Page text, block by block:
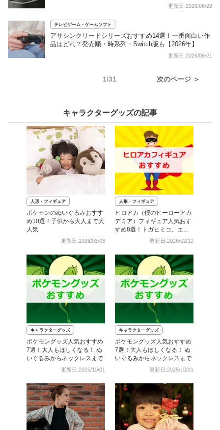
更新日:2026/06/22
テレビゲーム・ゲームソフト
アサシンクリードシリーズおすすめ14選！一番面白い作
品はどれ？発売順・時系列・Switch版も【2026年】
更新日:2026/06/21
1/31 次のページ ＞
キャラクターグッズの記事
人形・フィギュア
ポケモンのぬいぐるみおすす
め10選！子供から大人まで大
人気
更新日:2026/03/03
人形・フィギュア
ヒロアカ（僕のヒーローアカ
デミア）フィギュア人気おす
すめ8選！トガヒミコ、エン
デヴァー、ホークスも
更新日:2026/02/12
キャラクターグッズ
ポケモングッズ人気おすすめ
7選！大人もほしくなる！ ぬ
いぐるみからネックレスまで
更新日:2025/10/01
キャラクターグッズ
ポケモングッズ人気おすすめ
7選！大人もほしくなる！ ぬ
いぐるみからネックレスまで
更新日:2025/10/01